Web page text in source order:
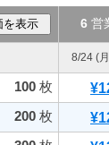
6 営
8/24 (
100 枚
200 枚